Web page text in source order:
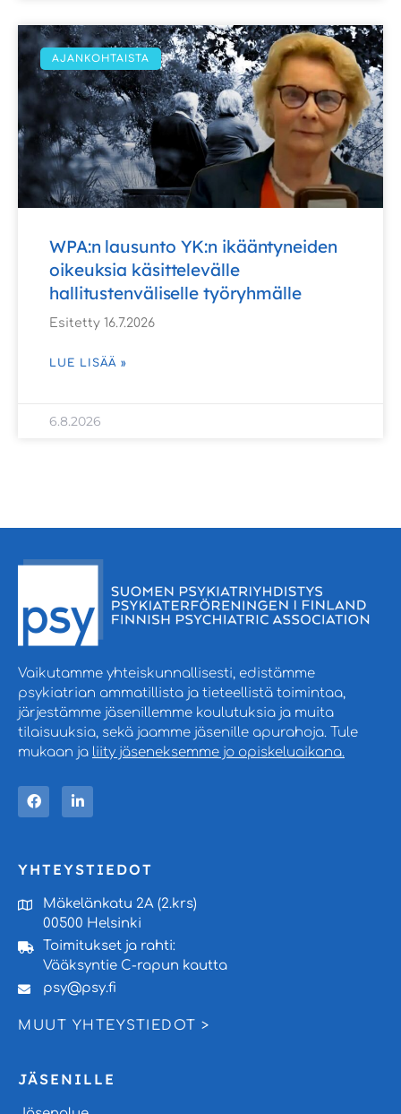
AJANKOHTAISTA
WPA:n lausunto YK:n ikääntyneiden
oikeuksia käsittelevälle
hallitustenväliselle työryhmälle
Esitetty 16.7.2026
LUE LISÄÄ »
6.8.2026
Vaikutamme yhteiskunnallisesti, edistämme
psykiatrian ammatillista ja tieteellistä toimintaa,
järjestämme jäsenillemme koulutuksia ja muita
tilaisuuksia, sekä jaamme jäsenille apurahoja. Tule
mukaan ja liity jäseneksemme jo opiskeluaikana.
YHTEYSTIEDOT
Mäkelänkatu 2A (2.krs)
00500 Helsinki
Toimitukset ja rahti:
Vääksyntie C-rapun kautta
psy@psy.fi
MUUT YHTEYSTIEDOT >
JÄSENILLE